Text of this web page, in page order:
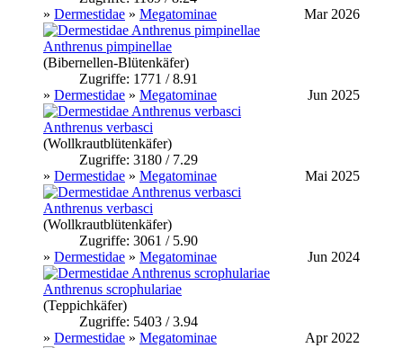
» Dermestidae » Megatominae Mar 2026
Anthrenus pimpinellae
(Bibernellen-Blütenkäfer)
Zugriffe: 1771 / 8.91
» Dermestidae » Megatominae Jun 2025
Anthrenus verbasci
(Wollkrautblütenkäfer)
Zugriffe: 3180 / 7.29
» Dermestidae » Megatominae Mai 2025
Anthrenus verbasci
(Wollkrautblütenkäfer)
Zugriffe: 3061 / 5.90
» Dermestidae » Megatominae Jun 2024
Anthrenus scrophulariae
(Teppichkäfer)
Zugriffe: 5403 / 3.94
» Dermestidae » Megatominae Apr 2022